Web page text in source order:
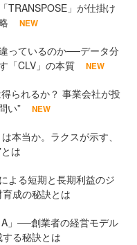
TRANSPOSE」が仕掛け
NEW
っているのか──データ分
「CLV」の本質
NEW
られるか？ 事業会社が投
い”
NEW
本当か。ラクスが示す、
は
よる短期と長期利益のジ
成の秘訣とは
」──創業者の経営モデル
る秘訣とは